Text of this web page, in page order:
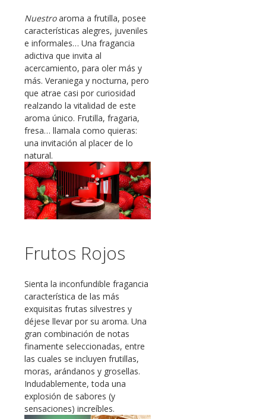
Nuestroaroma a frutilla, posee
características alegres, juveniles
e informales… Una fragancia
adictiva que invita al
acercamiento, para oler más y
más. Veraniega y nocturna, pero
que atrae casi por curiosidad
realzando la vitalidad de este
aroma único. Frutilla, fragaria,
fresa… llamala como quieras:
una invitación al placer de lo
natural.
Frutos Rojos
Sienta la inconfundible fragancia
característica de las más
exquisitas frutas silvestres y
déjese llevar por su aroma. Una
gran combinación de notas
finamente seleccionadas, entre
las cuales se incluyen frutillas,
moras, arándanos y grosellas.
Indudablemente, toda una
explosión de sabores (y
sensaciones) increíbles.